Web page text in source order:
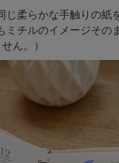
じ柔らかな手触りの紙
ミチルのイメージそ
ん。）